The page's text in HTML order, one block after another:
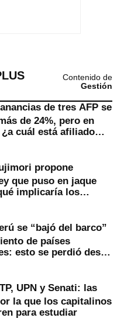
Contenido de
Gestión
de tres AFP se
de 24%, pero en
¿a cuál está afiliado
propone
que puso en jaque
implicaría los
se “bajó del barco”
de países
esto se perdió desde
UPN y Senati: las
la que los capitalinos
para estudiar